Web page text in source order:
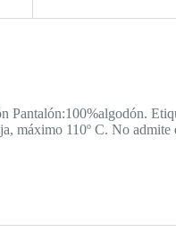
máximo 110º C. No